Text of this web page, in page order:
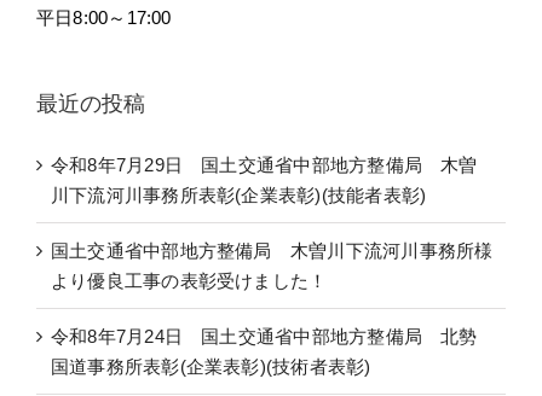
平日8:00～17:00
最近の投稿
令和8年7月29日 国土交通省中部地方整備局 木曽
川下流河川事務所表彰(企業表彰)(技能者表彰)
国土交通省中部地方整備局 木曽川下流河川事務所様
より優良工事の表彰受けました！
令和8年7月24日 国土交通省中部地方整備局 北勢
国道事務所表彰(企業表彰)(技術者表彰)